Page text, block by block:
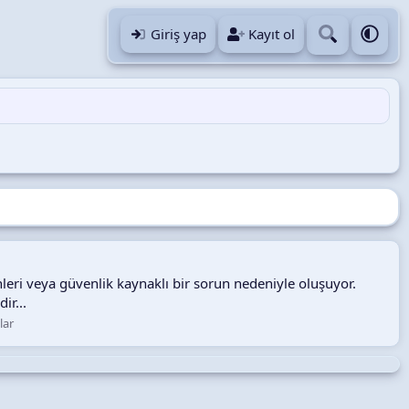
Giriş yap Kayıt ol
veya güvenlik kaynaklı bir sorun nedeniyle oluşuyor.